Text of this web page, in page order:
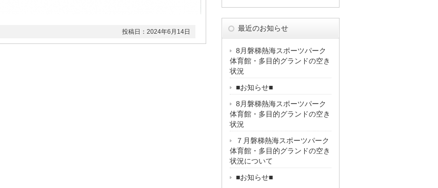
投稿日：2024年6月14日 最近のお知らせ
8月磐梯熱海スポーツパーク
体育館・多目的グランドの空き
状況
■お知らせ■
8月磐梯熱海スポーツパーク
体育館・多目的グランドの空き
状況
７月磐梯熱海スポーツパーク
体育館・多目的グランドの空き
状況について
■お知らせ■